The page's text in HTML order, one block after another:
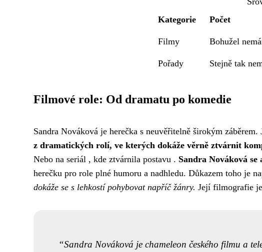
Kategorie
Počet
Filmy Bohužel
Pořady Stejně tak
Filmové role: Od dramatu po komedie
Sandra Nováková je herečka s neuvěřitelně širokým
z dramatických rolí, ve kterých dokáže věrně ztvárnit
Nebo na seriál , kde ztvárnila postavu . Sandra Nováková
herečku pro role plné humoru a nadhledu. Důkazem toho je
dokáže se s lehkostí pohybovat napříč žánry. Její filmografie
Sandra Nováková je chameleon českého filmu a